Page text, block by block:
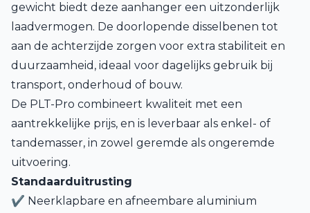
gewicht biedt deze aanhanger een uitzonderlijk
laadvermogen. De doorlopende disselbenen tot
aan de achterzijde zorgen voor extra stabiliteit en
duurzaamheid, ideaal voor dagelijks gebruik bij
transport, onderhoud of bouw.
De PLT-Pro combineert kwaliteit met een
aantrekkelijke prijs, en is leverbaar als enkel- of
tandemasser, in zowel geremde als ongeremde
uitvoering.
Standaarduitrusting
✔ Neerklapbare en afneembare aluminium